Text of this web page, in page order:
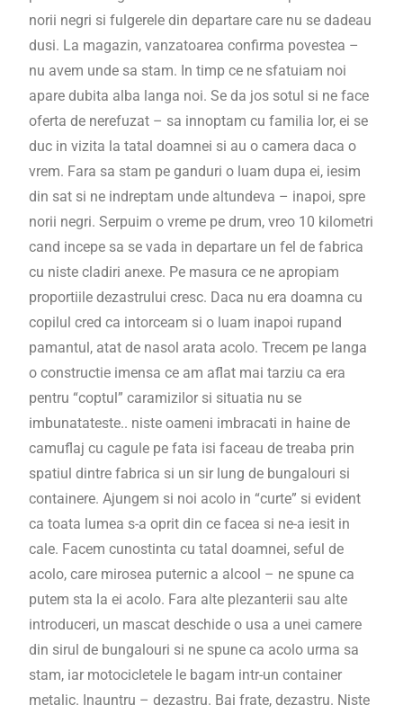
norii negri si fulgerele din departare care nu se dadeau
dusi. La magazin, vanzatoarea confirma povestea –
nu avem unde sa stam. In timp ce ne sfatuiam noi
apare dubita alba langa noi. Se da jos sotul si ne face
oferta de nerefuzat – sa innoptam cu familia lor, ei se
duc in vizita la tatal doamnei si au o camera daca o
vrem. Fara sa stam pe ganduri o luam dupa ei, iesim
din sat si ne indreptam unde altundeva – inapoi, spre
norii negri. Serpuim o vreme pe drum, vreo 10 kilometri
cand incepe sa se vada in departare un fel de fabrica
cu niste cladiri anexe. Pe masura ce ne apropiam
proportiile dezastrului cresc. Daca nu era doamna cu
copilul cred ca intorceam si o luam inapoi rupand
pamantul, atat de nasol arata acolo. Trecem pe langa
o constructie imensa ce am aflat mai tarziu ca era
pentru “coptul” caramizilor si situatia nu se
imbunatateste.. niste oameni imbracati in haine de
camuflaj cu cagule pe fata isi faceau de treaba prin
spatiul dintre fabrica si un sir lung de bungalouri si
containere. Ajungem si noi acolo in “curte” si evident
ca toata lumea s-a oprit din ce facea si ne-a iesit in
cale. Facem cunostinta cu tatal doamnei, seful de
acolo, care mirosea puternic a alcool – ne spune ca
putem sta la ei acolo. Fara alte plezanterii sau alte
introduceri, un mascat deschide o usa a unei camere
din sirul de bungalouri si ne spune ca acolo urma sa
stam, iar motocicletele le bagam intr-un container
metalic. Inauntru – dezastru. Bai frate, dezastru. Niste